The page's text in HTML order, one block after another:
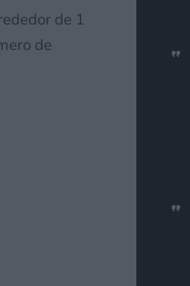
de 1
de